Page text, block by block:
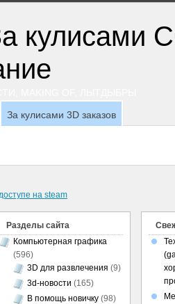
За кулисами 3D заказов
Разделы сайта
Компьютерная графика
(596)
3D для развлечения (9)
3d-новости (165)
В помощь новичку (98)